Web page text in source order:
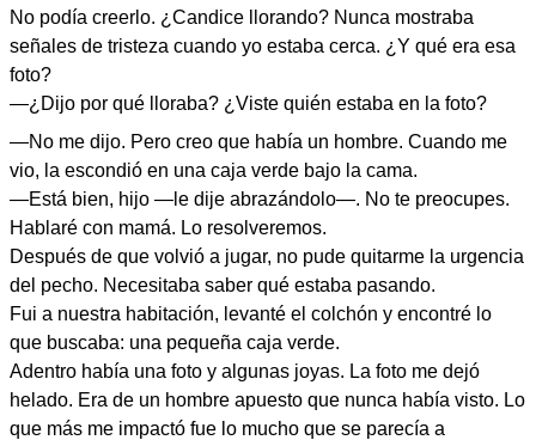
No podía creerlo. ¿Candice llorando? Nunca mostraba
señales de tristeza cuando yo estaba cerca. ¿Y qué era esa
foto?
—¿Dijo por qué lloraba? ¿Viste quién estaba en la foto?
—No me dijo. Pero creo que había un hombre. Cuando me
vio, la escondió en una caja verde bajo la cama.
—Está bien, hijo —le dije abrazándolo—. No te preocupes.
Hablaré con mamá. Lo resolveremos.
Después de que volvió a jugar, no pude quitarme la urgencia
del pecho. Necesitaba saber qué estaba pasando.
Fui a nuestra habitación, levanté el colchón y encontré lo
que buscaba: una pequeña caja verde.
Adentro había una foto y algunas joyas. La foto me dejó
helado. Era de un hombre apuesto que nunca había visto. Lo
que más me impactó fue lo mucho que se parecía a